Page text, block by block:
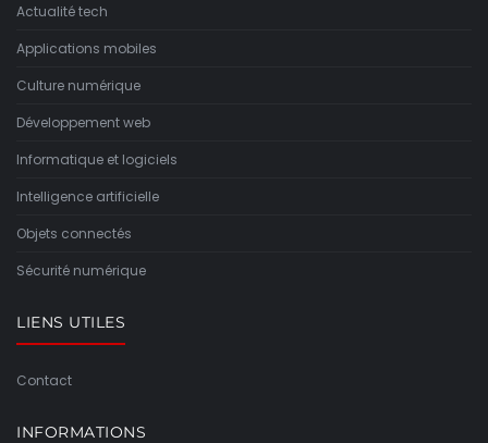
Actualité tech
Applications mobiles
Culture numérique
Développement web
Informatique et logiciels
Intelligence artificielle
Objets connectés
Sécurité numérique
LIENS UTILES
Contact
INFORMATIONS